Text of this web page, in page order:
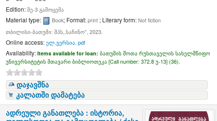
Edition:მე-3 გამოცემა
Material type: Book; Format:print ; Literary form:Not fiction
თბილისი-ბათუმი: შპს,,საჩინო", 2023.
Online access: ელ.ვერსია. pdf
Availability:Items available for loan:ბათუმის შოთა რუსთაველის სახელმწიფო
უნივერსიტეტის მთავარი ბიბლიოთეკა [Call number:372.8 უ-13] (36).
დაჯავშნა
კალათში დამატება
ადრეული განათლება : ისტორია,